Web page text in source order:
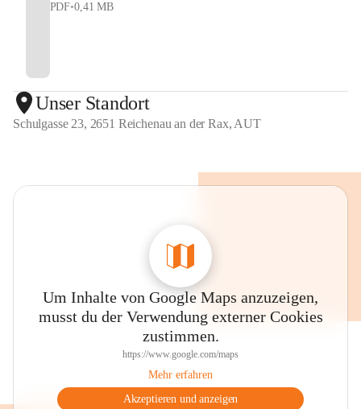
PDF•0,41 MB
Unser Standort
Schulgasse 23, 2651 Reichenau an der Rax, AUT
Um Inhalte von Google Maps anzuzeigen,
musst du der Verwendung externer Cookies
zustimmen.
https://www.google.com/maps
Mehr erfahren
Akzeptieren und anzeigen